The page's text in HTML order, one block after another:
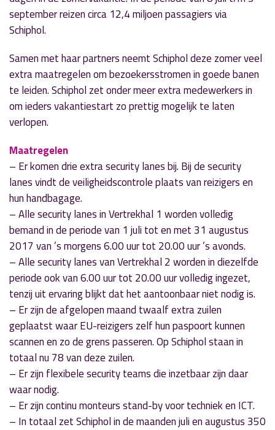
september reizen circa 12,4 miljoen passagiers via
Schiphol.
Samen met haar partners neemt Schiphol deze zomer veel
extra maatregelen om bezoekersstromen in goede banen
te leiden. Schiphol zet onder meer extra medewerkers in
om ieders vakantiestart zo prettig mogelijk te laten
verlopen.
Maatregelen
– Er komen drie extra security lanes bij. Bij de security
lanes vindt de veiligheidscontrole plaats van reizigers en
hun handbagage.
– Alle security lanes in Vertrekhal 1 worden volledig
bemand in de periode van 1 juli tot en met 31 augustus
2017 van ’s morgens 6.00 uur tot 20.00 uur ’s avonds.
– Alle security lanes van Vertrekhal 2 worden in diezelfde
periode ook van 6.00 uur tot 20.00 uur volledig ingezet,
tenzij uit ervaring blijkt dat het aantoonbaar niet nodig is.
– Er zijn de afgelopen maand twaalf extra zuilen
geplaatst waar EU-reizigers zelf hun paspoort kunnen
scannen en zo de grens passeren. Op Schiphol staan in
totaal nu 78 van deze zuilen.
– Er zijn flexibele security teams die inzetbaar zijn daar
waar nodig.
– Er zijn continu monteurs stand-by voor techniek en ICT.
– In totaal zet Schiphol in de maanden juli en augustus 350